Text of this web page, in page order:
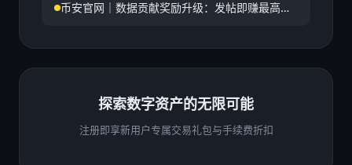
币安官网｜数据贡献奖励升级：发帖即赚最高
探索数字资产的无限可能
注册即享新用户专属交易礼包与手续费折扣